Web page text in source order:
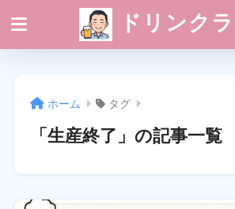
ドリンク
ホーム タグ
「生産終了」の記事一覧